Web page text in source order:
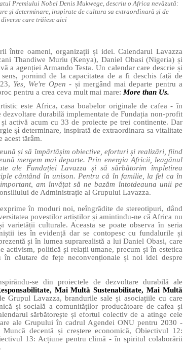
Premiului Nobel Denis Mukwege, descriu o Africa nevăzută:
și determinare, inspirate de cultura sa extraordinară și de
care trăiesc aici
între oameni, organizații și idei. Calendarul Lavazza
Thandiwe Muriu (Kenya), Daniel Obasi (Nigeria) și
a agenției Armando Testa. Un calendar care descrie și
pornind de la capacitatea de a fi deschis față de
Yes, We're Open - și mergând mai departe pentru a
pentru a crea ceva mult mai mare:More than Us.
este Africa, casa boabelor originale de cafea - în
durabilă implementate de Fundația non-profit
activă acum cu 33 de proiecte pe trei continente. Dar
și determinare, inspirată de extraordinara sa vitalitate
acest tărâm.
și să împărtășim obiective, eforturi și realizări, fiind
mergem mai departe. Prin energia Africii, leagănul
ale Fundației Lavazza și să sărbătorim împletirea
cântând în unison. Pentru că în familie, la fel ca în
am învățat să ne bazăm întotdeauna unii pe
de Administrație al Grupului Lavazza.
în moduri noi, neîngrădite de stereotipuri, dând
poveștilor artiștilor și amintindu-ne că Africa nu
culturale. Aceasta se poate observa în seria
ies în evidență dar se contopesc cu fundalurile și
și în lumea suprarealistă a lui Daniel Obasi, care
activism, politică și relații umane, precum și în estetica
căutare de fețe neconvenționale și noi idei despre
se din proiectele de dezvoltare durabilă ale
Mai Multă Sustenabilitate, Mai Multă
Grupul Lavazza, brandurile sale și asociațiile cu care
și socială a comunităților producătoare de cafea și
sărbătorește și efortul colectiv de a atinge cele
ale Grupului în cadrul Agendei ONU pentru 2030 -
decentă și creștere economică, Obiectivul 12:
13: Acțiune pentru climă - în spiritul colaborării